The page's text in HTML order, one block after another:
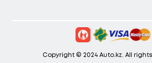
Copyright © 2024 Auto.kz. All